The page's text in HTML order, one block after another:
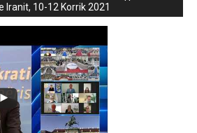
Iranit, 10-12 Korrik 2021